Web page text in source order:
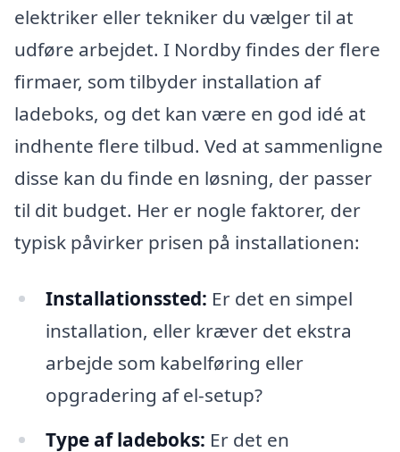
elektriker eller tekniker du vælger til at
udføre arbejdet. I Nordby findes der flere
firmaer, som tilbyder installation af
ladeboks, og det kan være en god idé at
indhente flere tilbud. Ved at sammenligne
disse kan du finde en løsning, der passer
til dit budget. Her er nogle faktorer, der
typisk påvirker prisen på installationen:
Installationssted: Er det en simpel
installation, eller kræver det ekstra
arbejde som kabelføring eller
opgradering af el-setup?
Type af ladeboks: Er det en